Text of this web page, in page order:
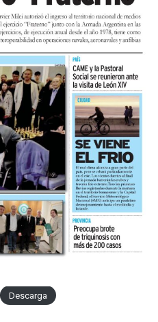
Descarga